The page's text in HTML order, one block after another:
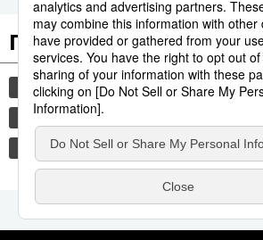
Популярные
общество культура jiji press
история
еда и напитки
японская кухня